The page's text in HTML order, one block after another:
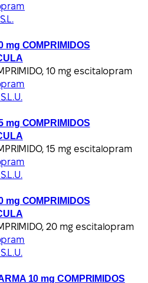
mg COMPRIMIDOS
10 mg escitalopram
mg COMPRIMIDOS
15 mg escitalopram
mg COMPRIMIDOS
20 mg escitalopram
10 mg COMPRIMIDOS